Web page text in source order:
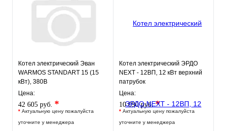
Котел электрический Эван
WARMOS STANDART 15 (15
кВт), 380В
Цена:
42 605 руб. *
* Актуальную цену пожалуйста
уточните у менеджера
Котел электрический ЭРДО
NEXT - 12ВП, 12 кВт верхний
патрубок
Цена:
10 090 руб.*
* Актуальную цену пожалуйста
уточните у менеджера